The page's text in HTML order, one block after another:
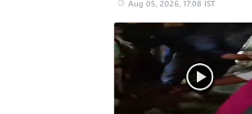
Aug 05, 2026, 17:08 IST